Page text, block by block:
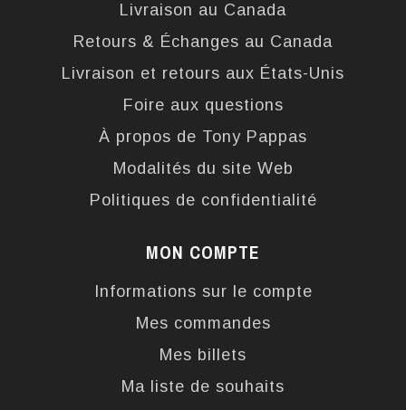
Livraison au Canada
Retours & Échanges au Canada
Livraison et retours aux États-Unis
Foire aux questions
À propos de Tony Pappas
Modalités du site Web
Politiques de confidentialité
MON COMPTE
Informations sur le compte
Mes commandes
Mes billets
Ma liste de souhaits